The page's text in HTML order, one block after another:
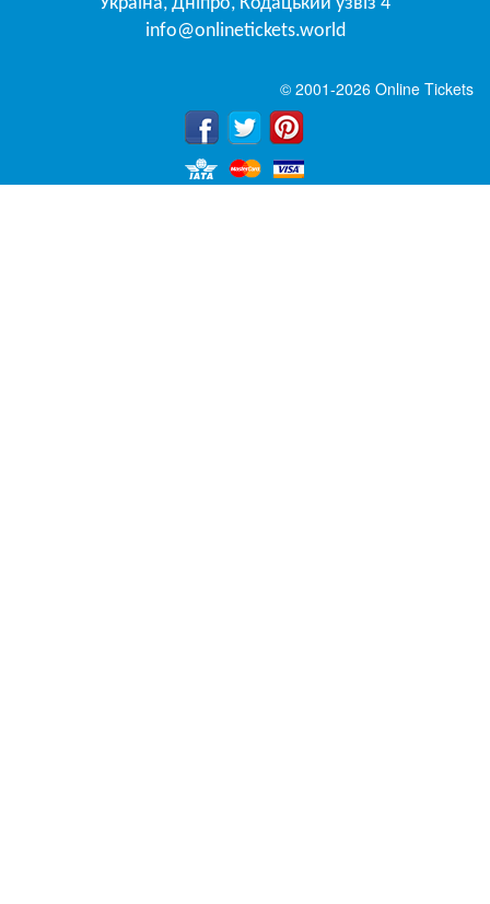
info@onlinetickets.world
© 2001-2026 Online Tickets